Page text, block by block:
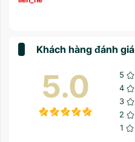
Khách hàng đánh giá
5.0 5
4
3
2
1